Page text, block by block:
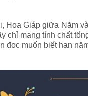
Hoa Giáp giữa Năm
mang tính chất
muốn biết hạn